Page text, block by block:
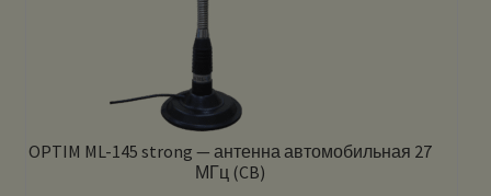
OPTIM ML-145 strong — антенна автомобильная 27
МГц (CB)